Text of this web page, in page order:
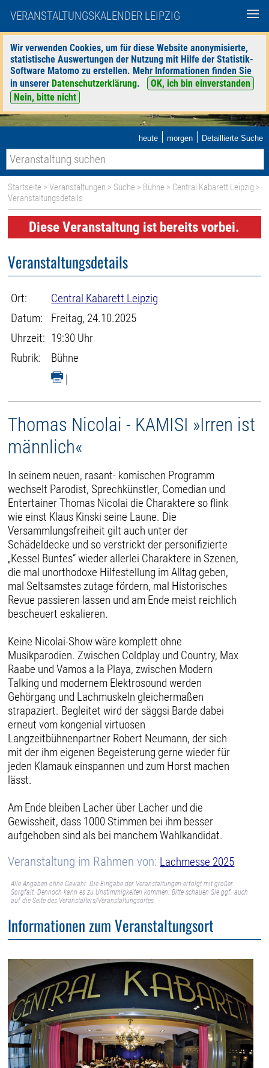
VERANSTALTUNGSKALENDER LEIPZIG
Wir verwenden Cookies, um für diese Website anonymisierte,
statistische Auswertungen der Nutzung mit Hilfe der Statistik-
Software Matomo zu erstellen. Mehr Informationen finden Sie
in unserer Datenschutzerklärung.
OK, ich bin einverstanden
Nein, bitte nicht
heute | morgen | Detaillierte Suche
Startseite >Veranstaltungen > Suche > Bühne > Central Kabarett Leipzig >
Veranstaltungsdetails
Diese Veranstaltung ist bereits vorbei.
Veranstaltungsdetails
Ort:
Central Kabarett Leipzig
Datum:
Freitag, 24.10.2025
Uhrzeit: 19:30 Uhr
Rubrik:
Bühne
|
Thomas Nicolai - KAMISI »Irren ist
männlich«
In seinem neuen, rasant- komischen Programm
wechselt Parodist, Sprechkünstler, Comedian und
Entertainer Thomas Nicolai die Charaktere so flink
wie einst Klaus Kinski seine Laune. Die
Versammlungsfreiheit gilt auch unter der
Schädeldecke und so verstrickt der personifizierte
„Kessel Buntes“ wieder allerlei Charaktere in Szenen,
die mal unorthodoxe Hilfestellung im Alltag geben,
mal Seltsamstes zutage fördern, mal Historisches
Revue passieren lassen und am Ende meist reichlich
bescheuert eskalieren.
Keine Nicolai-Show wäre komplett ohne
Musikparodien. Zwischen Coldplay und Country, Max
Raabe und Vamos a la Playa, zwischen Modern
Talking und modernem Elektrosound werden
Gehörgang und Lachmuskeln gleichermaßen
strapaziert. Begleitet wird der säggsi Barde dabei
erneut vom kongenial virtuosen
Langzeitbühnenpartner Robert Neumann, der sich
mit der ihm eigenen Begeisterung gerne wieder für
jeden Klamauk einspannen und zum Horst machen
lässt.
Am Ende bleiben Lacher über Lacher und die
Gewissheit, dass 1000 Stimmen bei ihm besser
aufgehoben sind als bei manchem Wahlkandidat.
Veranstaltung im Rahmen von: Lachmesse 2025
Alle Angaben ohne Gewähr. Die Eingabe der Veranstaltungen erfolgt mit großer
Sorgfalt. Dennoch kann es zu Unstimmigkeiten kommen. Bitte schauen Sie ggf. auch
auf die Seite des Veranstalters/Veranstaltungsortes.
Informationen zum Veranstaltungsort